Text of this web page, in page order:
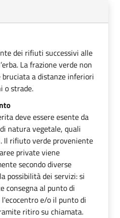
dei rifiuti successivi alle
La frazione verde non
bruciata a distanze inferiori
o strade.
deve essere esente da
natura vegetale, quali
rifiuto verde proveniente
private viene
secondo diverse
possibilità dei servizi: si
consegna al punto di
e/o il punto di
ritiro su chiamata.